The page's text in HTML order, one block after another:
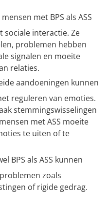
met BPS als ASS
sociale interactie. Ze
problemen hebben
signalen en moeite
relaties.
aandoeningen kunnen
reguleren van emoties.
stemmingswisselingen
met ASS moeite
te uiten of te
BPS als ASS kunnen
zoals
of rigide gedrag.